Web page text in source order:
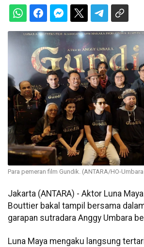
Para pemeran film Gundik. (ANTARA/HO-
Jakarta (ANTARA) - Aktor Luna
Bouttier bakal tampil bersama
garapan sutradara Anggy Umbara
Luna Maya mengaku langsung